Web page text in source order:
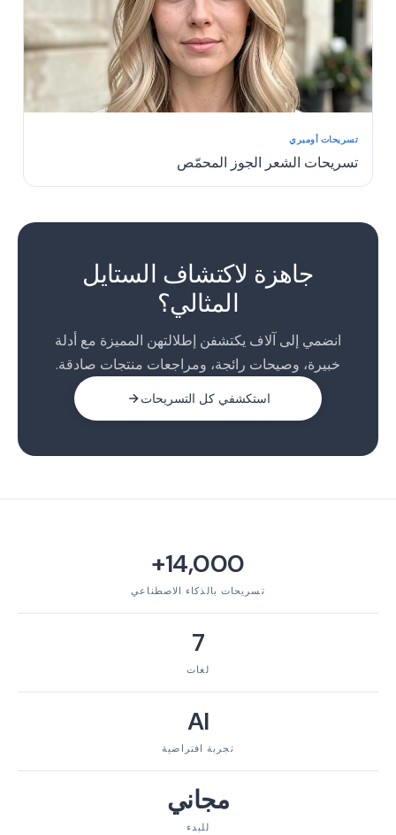
تسريحات أومبري
تسريحات الشعر الجوز المحمّص
جاهزة لاكتشاف الستايل
المثالي؟
انضمي إلى آلاف يكتشفن إطلالتهن المميزة مع أدلة
خبيرة، وصيحات رائجة، ومراجعات منتجات صادقة.
استكشفي كل التسريحات
14,000+
تسريحات بالذكاء الاصطناعي
7
لغات
AI
تجربة افتراضية
مجاني
للبدء